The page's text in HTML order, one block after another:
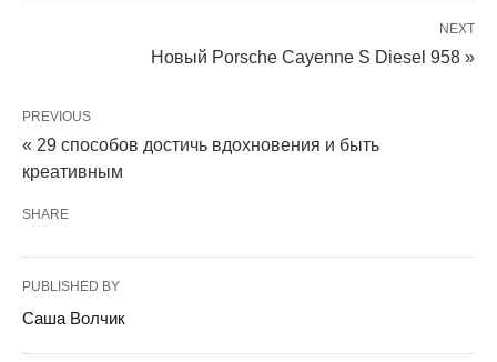
NEXT
Новый Porsche Cayenne S Diesel 958 »
PREVIOUS
« 29 способов достичь вдохновения и быть
креативным
SHARE
PUBLISHED BY
Саша Волчик